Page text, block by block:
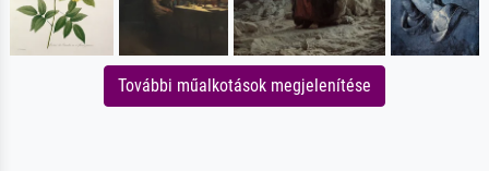
További műalkotások megjelenítése